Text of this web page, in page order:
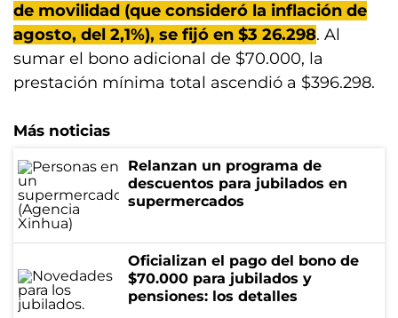
de movilidad (que consideró la inflación de
agosto, del 2,1%), se fijó en $3 26.298. Al
sumar el bono adicional de $70.000, la
prestación mínima total ascendió a $396.298.
Más noticias
Relanzan un programa de
descuentos para jubilados en
supermercados
Oficializan el pago del bono de
$70.000 para jubilados y
pensiones: los detalles